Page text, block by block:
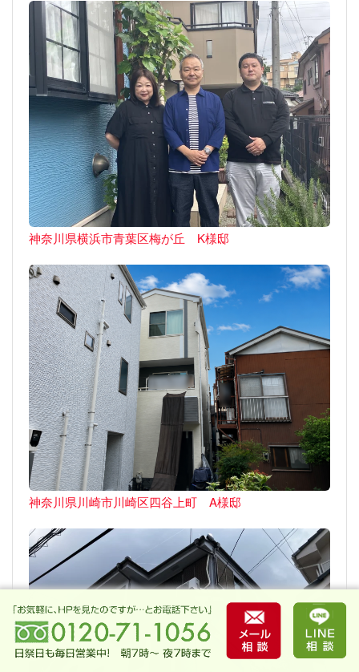
神奈川県横浜市青葉区梅が丘 K様邸
神奈川県川崎市川崎区四谷上町 A様邸